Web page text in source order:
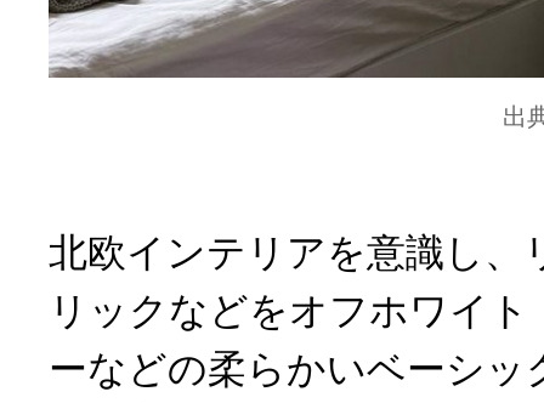
出
北欧インテリアを意識し、
リックなどをオフホワイ
ーなどの柔らかいベーシッ